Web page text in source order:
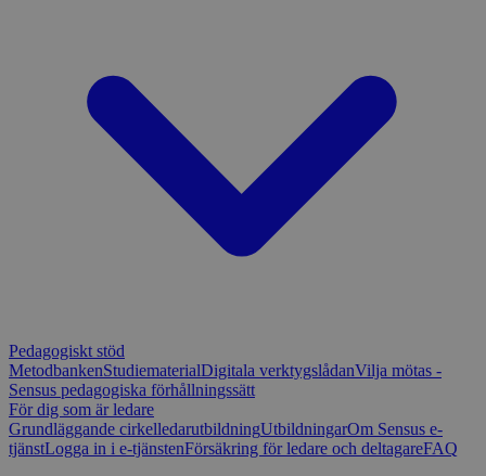
Pedagogiskt stöd
MetodbankenStudiematerialDigitala verktygslådanVilja mötas -
Sensus pedagogiska förhållningssätt
För dig som är ledare
Grundläggande cirkelledarutbildningUtbildningarOm Sensus e-
tjänstLogga in i e-tjänstenFörsäkring för ledare och deltagareFAQ